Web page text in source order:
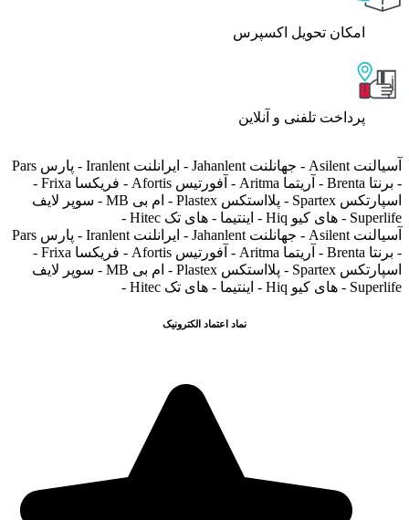
اﻣﮑﺎن ﺗﺤﻮﯾﻞ اﮐﺴﭙﺮس
پرداخت تلفنی و آنلاین
آسیالنت Asilent - جهانلنت Jahanlent - ایرانلنت Iranlent - پارس Pars
- برنتا Brenta - آریتما Aritma - آفورتیس Afortis - فریکسا Frixa -
اسپارتکس Spartex - پلااستکس Plastex - ام بی MB - سوپر لایف
Superlife - های کیو Hiq - اینتیما - های تک Hitec -
آسیالنت Asilent - جهانلنت Jahanlent - ایرانلنت Iranlent - پارس Pars
- برنتا Brenta - آریتما Aritma - آفورتیس Afortis - فریکسا Frixa -
اسپارتکس Spartex - پلااستکس Plastex - ام بی MB - سوپر لایف
Superlife - های کیو Hiq - اینتیما - های تک Hitec -
نماد اعتماد الکترونیک